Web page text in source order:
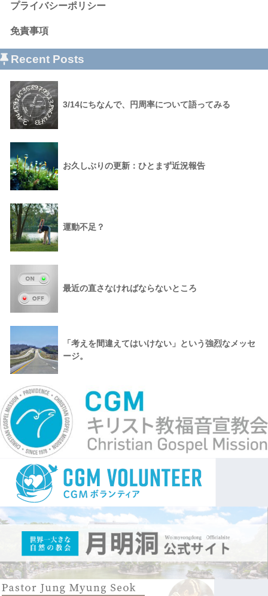
プライバシーポリシー
免責事項
Recent Posts
3/14にちなんで、円周率について語ってみる
お久しぶりの更新：ひとまず近況報告
運動不足？
最近の直さなければならないところ
「考えを間違えてはいけない」という強烈なメッセ
ージ。